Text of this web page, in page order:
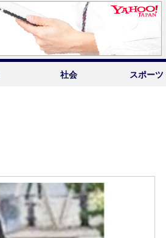
社会 スポーツ